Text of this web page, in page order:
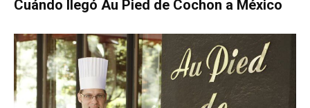
Cuándo llegó Au Pied de Cochon a México